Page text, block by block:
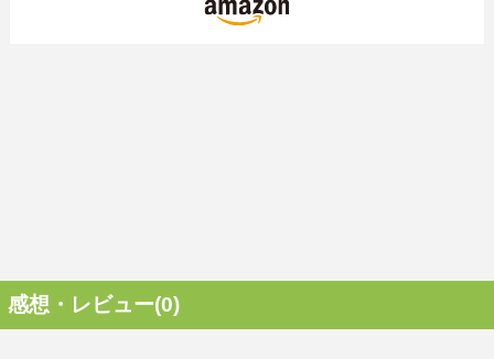
感想・レビュー(0)